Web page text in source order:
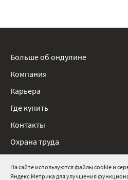
На сайте используются файлы cookie и
Яндекс.Метрика для улучшения
Больше об ондулине
Компания
Карьера
Где купить
Контакты
Охрана труда